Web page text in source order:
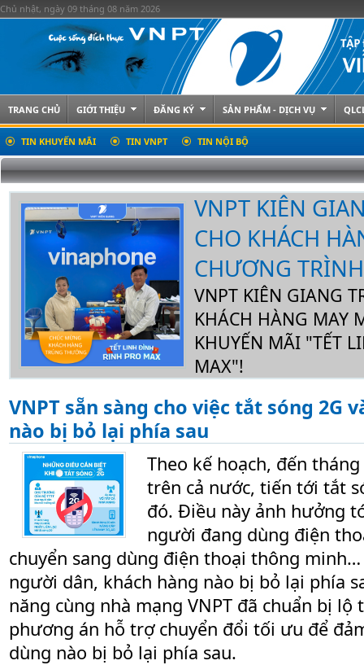
Chủ nhật, ngày 09 tháng 08 năm 2026
TRANG CHỦ GIỚI THIỆU ĐĂNG KÝ SẢN PHẨM - DỊCH VỤ
TIN KHUYẾN MÃI TIN VNPT TIN NỘI BỘ
VNPT KIÊN
CHO KHÁCH
CHƯƠNG
VNPT KIÊN GIANG
KHÁCH HÀNG MAY
KHUYẾN MÃI "TẾT
MAX"!
VNPT sẵn sàng cho việc tắt sóng 2G
nào bị bỏ lại phía sau
Theo kế hoạch, đến
trên cả nước, tiến tới tắt
đó. Điều này ảnh hưởng
người đang dùng điện
chuyển sang dùng điện thoại thông
người dân, khách hàng nào bị bỏ lại phía
năng cùng nhà mạng VNPT đã chuẩn bị lộ
phương án hỗ trợ chuyển đổi tối ưu để
dùng nào bị bỏ lại phía sau.